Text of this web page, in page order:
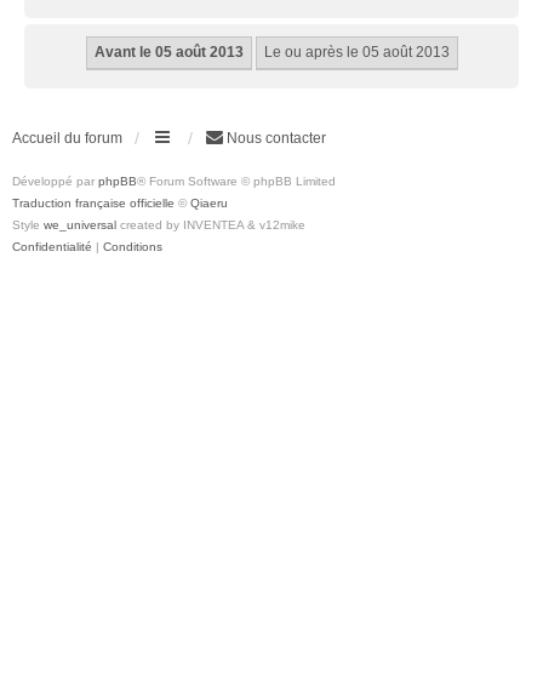
Accueil du forum Nous contacter
Développé par phpBB® Forum Software © phpBB Limited
Traduction française officielle © Qiaeru
Style we_universal created by INVENTEA & v12mike
Confidentialité | Conditions